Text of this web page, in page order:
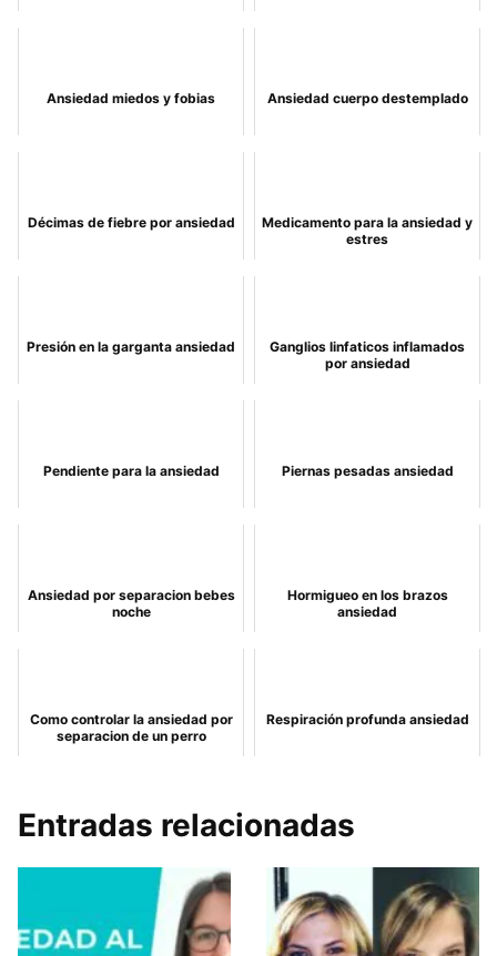
Ansiedad miedos y fobias Ansiedad cuerpo destemplado
Décimas de fiebre por ansiedad
Medicamento para la ansiedad y
estres
Presión en la garganta ansiedad
Ganglios linfaticos inflamados
por ansiedad
Pendiente para la ansiedad Piernas pesadas ansiedad
Ansiedad por separacion bebes
noche
Hormigueo en los brazos
ansiedad
Como controlar la ansiedad por
separacion de un perro
Respiración profunda ansiedad
Entradas relacionadas